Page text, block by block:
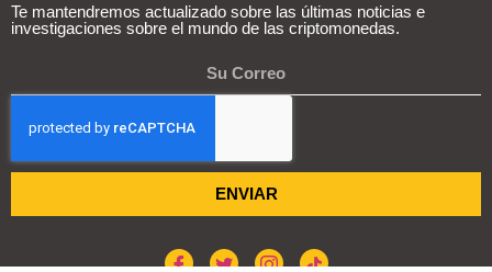
Te mantendremos actualizado sobre las últimas noticias e
investigaciones sobre el mundo de las criptomonedas.
ENVIAR